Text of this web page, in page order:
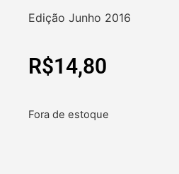
Edição Junho 2016
R$14,80
Fora de estoque